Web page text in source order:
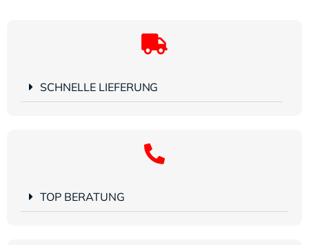
SCHNELLE LIEFERUNG
TOP BERATUNG